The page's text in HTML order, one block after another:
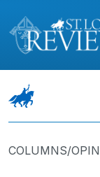
COLUMNS/